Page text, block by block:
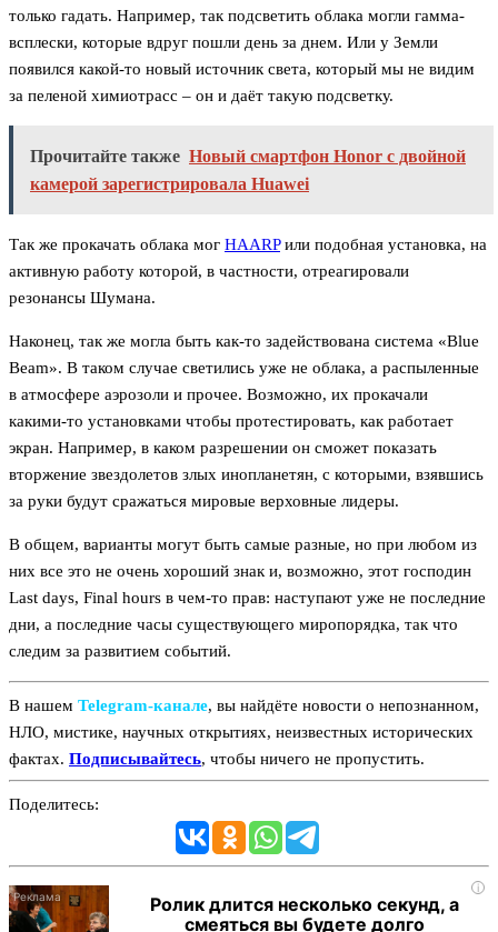
только гадать. Например, так подсветить облака могли гамма-
всплески, которые вдруг пошли день за днем. Или у Земли
появился какой-то новый источник света, который мы не видим
за пеленой химиотрасс – он и даёт такую подсветку.
Прочитайте также Новый смартфон Honor с двойной
камерой зарегистрировала Huawei
Так же прокачать облака мог HAARPили подобная установка, на
активную работу которой, в частности, отреагировали
резонансы Шумана.
Наконец, так же могла быть как-то задействована система «Blue
Beam». В таком случае светились уже не облака, а распыленные
в атмосфере аэрозоли и прочее. Возможно, их прокачали
какими-то установками чтобы протестировать, как работает
экран. Например, в каком разрешении он сможет показать
вторжение звездолетов злых инопланетян, с которыми, взявшись
за руки будут сражаться мировые верховные лидеры.
В общем, варианты могут быть самые разные, но при любом из
них все это не очень хороший знак и, возможно, этот господин
Last days, Final hours в чем-то прав: наступают уже не последние
дни, а последние часы существующего миропорядка, так что
следим за развитием событий.
В нашем Telegram‑канале, вы найдёте новости о непознанном,
НЛО, мистике, научных открытиях, неизвестных исторических
фактах. Подписывайтесь, чтобы ничего не пропустить.
Поделитесь:
i
Ролик длится несколько секунд, а
смеяться вы будете долго